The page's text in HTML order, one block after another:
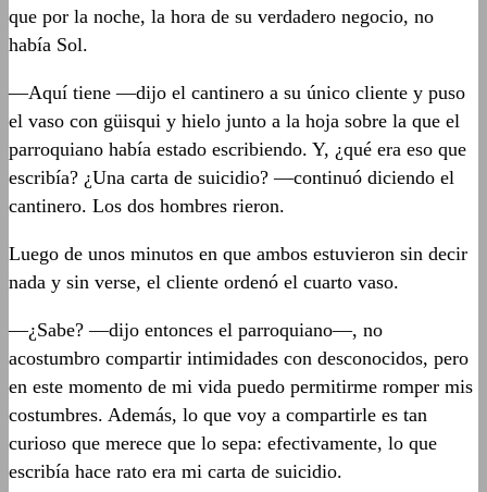
que por la noche, la hora de su verdadero negocio, no
había Sol.
—Aquí tiene —dijo el cantinero a su único cliente y puso
el vaso con güisqui y hielo junto a la hoja sobre la que el
parroquiano había estado escribiendo. Y, ¿qué era eso que
escribía? ¿Una carta de suicidio? —continuó diciendo el
cantinero. Los dos hombres rieron.
Luego de unos minutos en que ambos estuvieron sin decir
nada y sin verse, el cliente ordenó el cuarto vaso.
—¿Sabe? —dijo entonces el parroquiano—, no
acostumbro compartir intimidades con desconocidos, pero
en este momento de mi vida puedo permitirme romper mis
costumbres. Además, lo que voy a compartirle es tan
curioso que merece que lo sepa: efectivamente, lo que
escribía hace rato era mi carta de suicidio.